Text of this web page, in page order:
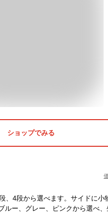
ショップでみる
、4段から選べます。サイドに小
ルー、グレー、ピンクから選べ